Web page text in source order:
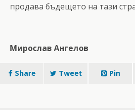
продава бъдещето на тази
Мирослав Ангелов
Share Tweet Pin